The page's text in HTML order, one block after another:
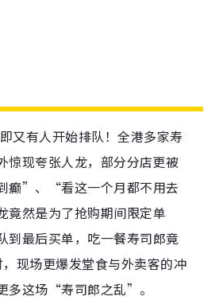
又有人开始排队！全港多家寿
惊现夸张人龙，部分分店更被
癫”、“看这一个月都不用去
然是为了抢购期间限定单
到最后买单，吃一餐寿司郎竟
现场更爆发堂食与外卖客的冲
多这场“寿司郎之乱”。